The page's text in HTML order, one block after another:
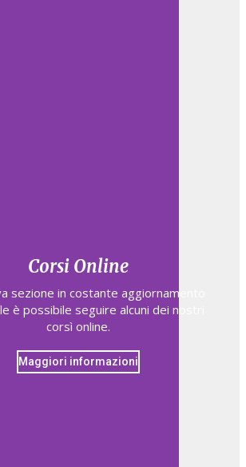
Corsi Online
sezione in costante aggiornamento
è possibile seguire alcuni dei nostri
corsì online.
Maggiori informazioni